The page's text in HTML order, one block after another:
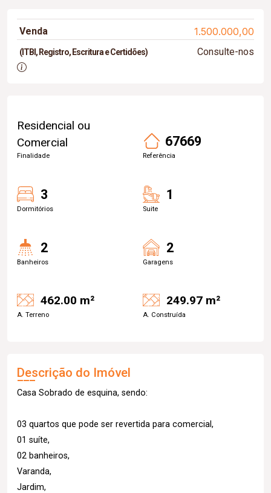
Venda 1.500.000,00
(ITBI, Registro, Escritura e Certidões) Consulte-nos
Residencial ou
Comercial
Finalidade
67669
Referência
3
Dormitórios
1
Suite
2
Banheiros
2
Garagens
462.00 m²
A. Terreno
249.97 m²
A. Construída
Descrição do Imóvel
Casa Sobrado de esquina, sendo:
03 quartos que pode ser revertida para comercial,
01 suíte,
02 banheiros,
Varanda,
Jardim,